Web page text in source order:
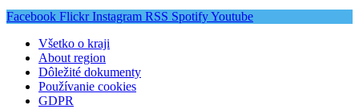
Facebook Flickr Instagram RSS SpotifyYoutube
Všetko o kraji
About region
Dôležité dokumenty
Používanie cookies
GDPR